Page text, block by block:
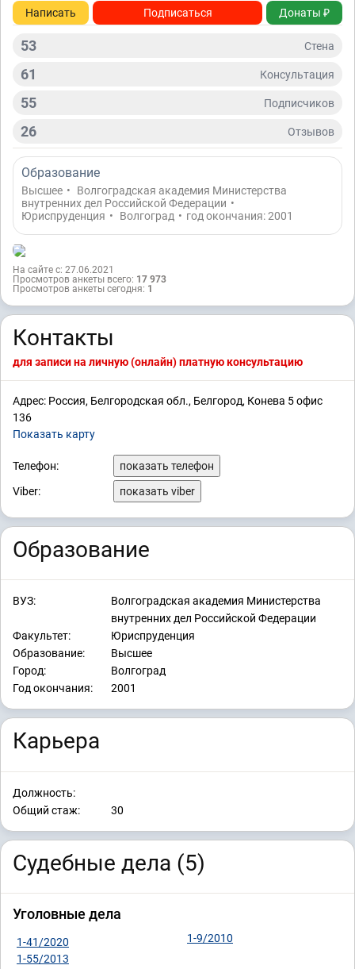
Написать Подписаться Донаты ₽
53 Стена
61 Консультация
55 Подписчиков
26 Отзывов
Образование
Высшее •
Волгоградская академия Министерства
внутренних дел Российской Федерации •
Юриспруденция • Волгоград • год окончания: 2001
На сайте с: 27.06.2021
Просмотров анкеты всего: 17 973
Просмотров анкеты сегодня: 1
Контакты
для записи на личную (онлайн) платную консультацию
Адрес: Россия, Белгородская обл., Белгород, Конева 5 офис
136
Показать карту
Телефон:
показать телефон
Viber:
показать viber
Образование
ВУЗ:
Волгоградская академия Министерства
внутренних дел Российской Федерации
Факультет:
Юриспруденция
Образование:
Высшее
Город:
Волгоград
Год окончания:
2001
Карьера
Должность:
Общий стаж:
30
Судебные дела (5)
Уголовные дела
1-41/2020
1-55/2013
1-9/2010